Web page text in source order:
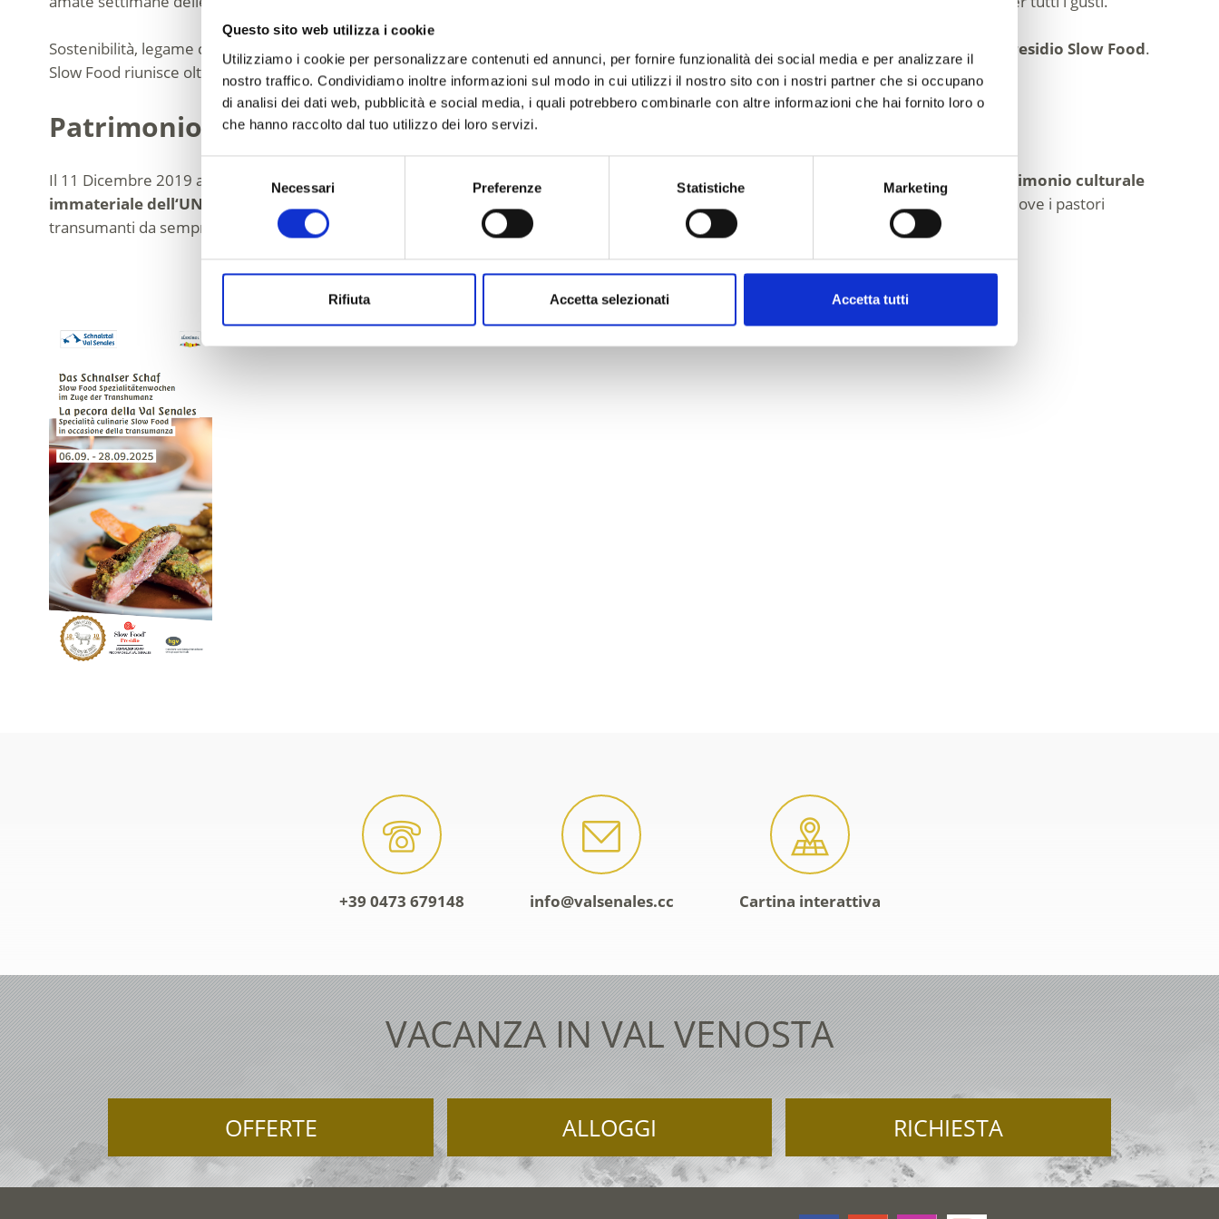
Questo sito web utilizza i cookie
Utilizziamo i cookie per personalizzare contenuti ed annunci, per fornire funzionalità dei social media e per analizzare il
nostro traffico. Condividiamo inoltre informazioni sul modo in cui utilizzi il nostro sito con i nostri partner che si occupano
di analisi dei dati web, pubblicità e social media, i quali potrebbero combinarle con altre informazioni che hai fornito loro o
che hanno raccolto dal tuo utilizzo dei loro servizi.
del
consenso
Necessari Preferenze Statistiche Marketing
Rifiuta Accetta selezionati Accetta tutti
Sostenibilità, legame con la natura e territorialità non sono una tendenza nella Val Senales, ma uno stile di vita. Dal 2021 la Val Senales è Presidio Slow Food.
Slow Food riunisce oltre 5.000 unicità e specialità agricole in tutto il mondo.
Patrimonio culturale immateriale dell‘UNESCO
Il 11 Dicembre 2019 a Bogotà/Colombia, la tradizione transnazionale della transumanza è stata inserita nella lista rappresentativa del
patrimonio culturale
immateriale dell‘UNESCO
. La transumanza riceve lo status di patrimonio dell‘umanità. Questo è un grande successo per la Val Senales, dove i pastori
transumanti da sempre, fino ad oggi praticano questa tradizione antica.
SLOW FOOD – DELIZIE D’AUTUNNO
+39 0473 679148 info@valsenales.cc Cartina interattiva
VACANZA IN VAL VENOSTA
OFFERTE ALLOGGI RICHIESTA